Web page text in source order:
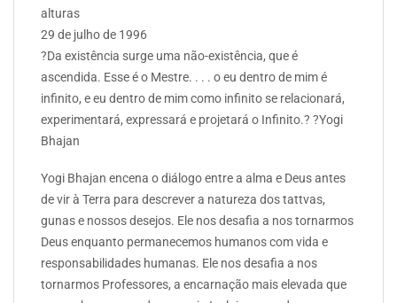
alturas
29 de julho de 1996
?Da existência surge uma não-existência, que é
ascendida. Esse é o Mestre. . . . o eu dentro de mim é
infinito, e eu dentro de mim como infinito se relacionará,
experimentará, expressará e projetará o Infinito.? ?Yogi
Bhajan
Yogi Bhajan encena o diálogo entre a alma e Deus antes
de vir à Terra para descrever a natureza dos tattvas,
gunas e nossos desejos. Ele nos desafia a nos tornarmos
Deus enquanto permanecemos humanos com vida e
responsabilidades humanas. Ele nos desafia a nos
tornarmos Professores, a encarnação mais elevada que